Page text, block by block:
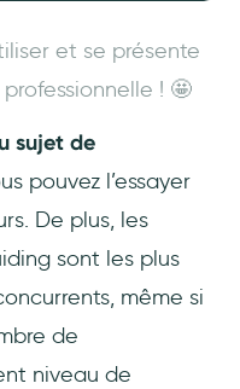
et se présente
! 🤩
sujet de
pouvez l’essayer
De plus, les
sont les plus
même si
de
niveau de